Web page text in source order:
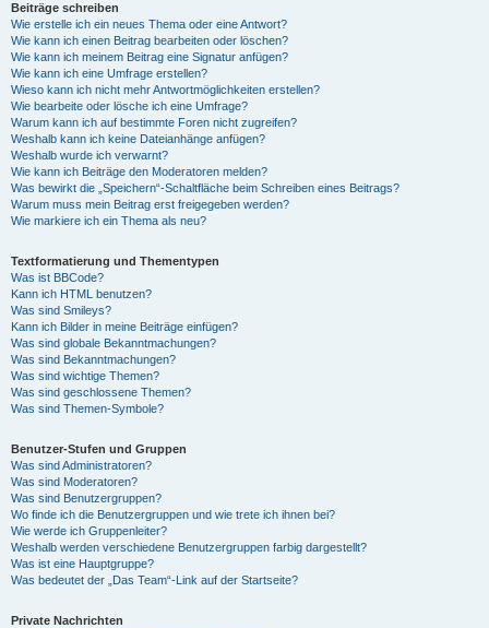
Beiträge schreiben
Wie erstelle ich ein neues Thema oder eine Antwort?
Wie kann ich einen Beitrag bearbeiten oder löschen?
Wie kann ich meinem Beitrag eine Signatur anfügen?
Wie kann ich eine Umfrage erstellen?
Wieso kann ich nicht mehr Antwortmöglichkeiten erstellen?
Wie bearbeite oder lösche ich eine Umfrage?
Warum kann ich auf bestimmte Foren nicht zugreifen?
Weshalb kann ich keine Dateianhänge anfügen?
Weshalb wurde ich verwarnt?
Wie kann ich Beiträge den Moderatoren melden?
Was bewirkt die „Speichern“-Schaltfläche beim Schreiben eines Beitrags?
Warum muss mein Beitrag erst freigegeben werden?
Wie markiere ich ein Thema als neu?
Textformatierung und Thementypen
Was ist BBCode?
Kann ich HTML benutzen?
Was sind Smileys?
Kann ich Bilder in meine Beiträge einfügen?
Was sind globale Bekanntmachungen?
Was sind Bekanntmachungen?
Was sind wichtige Themen?
Was sind geschlossene Themen?
Was sind Themen-Symbole?
Benutzer-Stufen und Gruppen
Was sind Administratoren?
Was sind Moderatoren?
Was sind Benutzergruppen?
Wo finde ich die Benutzergruppen und wie trete ich ihnen bei?
Wie werde ich Gruppenleiter?
Weshalb werden verschiedene Benutzergruppen farbig dargestellt?
Was ist eine Hauptgruppe?
Was bedeutet der „Das Team“-Link auf der Startseite?
Private Nachrichten